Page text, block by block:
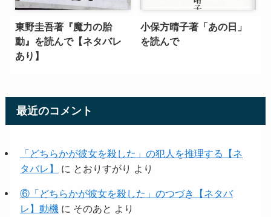
東野圭吾著『魔力の胎
動』を読んで【ネタバレ
あり】
小保方晴子著「あの日」
を読んで
最近のコメント
「どちらかが彼女を殺した」の犯人を推理する【ネ
タバレ】
に とおりすがり より
⑥「どちらかが彼女を殺した」のつづき【ネタバ
レ】動機に そのあと より